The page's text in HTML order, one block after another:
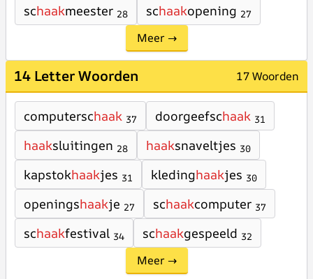
schaakmeester 28 schaakopening 27
Meer →
14 Letter Woorden 17 Woorden
computerschaak 37 doorgeefschaak 31
haaksluitingen 28 haaksnaveltjes 30
kapstokhaakjes 31 kledinghaakjes 30
openingshaakje 27 schaakcomputer 37
schaakfestival 34 schaakgespeeld 32
Meer →